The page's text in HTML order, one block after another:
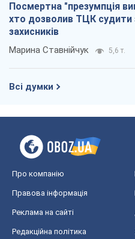
Посмертна "презумпція
хто дозволив ТЦК судити
захисників
Марина Ставнійчук 5,6 т.
Всі думки
Про компанію
Правова інформація
Реклама на сайті
Редакційна політика